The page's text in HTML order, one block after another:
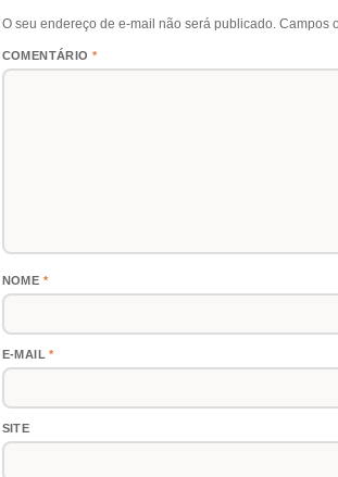
O seu endereço de e-mail não será publicado. Campos
COMENTÁRIO *
NOME *
E-MAIL*
SITE